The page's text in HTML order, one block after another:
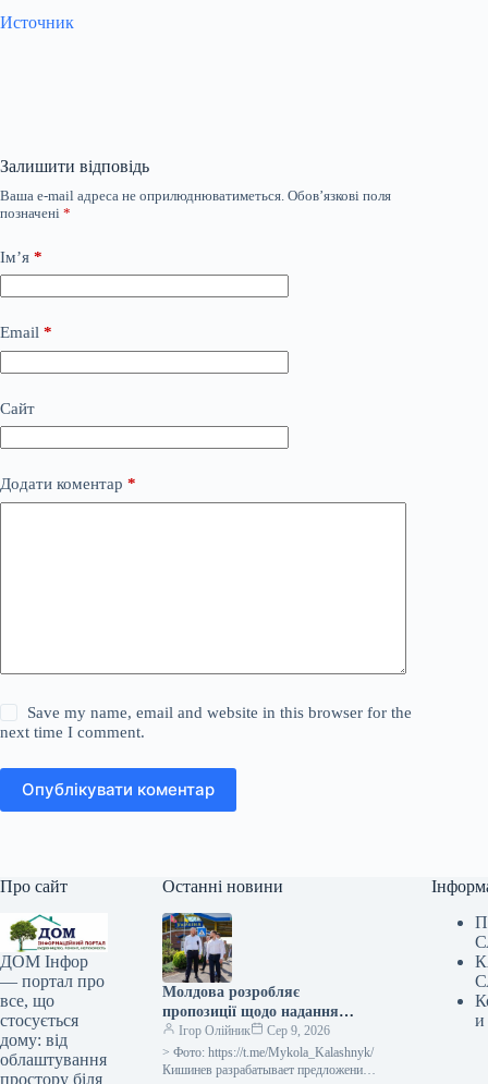
Источник
Залишити відповідь
Ваша e-mail адреса не оприлюднюватиметься. Обов’язкові поля
позначені *
Ім’я *
Email *
Сайт
Додати коментар *
Save my name, email and website in this browser for the
next time I comment.
Опублікувати коментар
Про сайт
ДОМ Інфор
— портал про
все, що
стосується
дому: від
облаштування
простору біля
Останні новини
Молдова розробляє
пропозиції щодо надання
Україні 20 локомотивів –
Калашник
Ігор Олійник
Сер 9, 2026
> Фото: https://t.me/Mykola_Kalashnyk/
Кишинев разрабатывает предложения
и